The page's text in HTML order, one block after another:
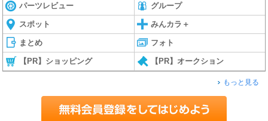
パーツレビュー グループ
スポット みんカラ＋
まとめ フォト
【PR】ショッピング 【PR】オークション
もっと見る